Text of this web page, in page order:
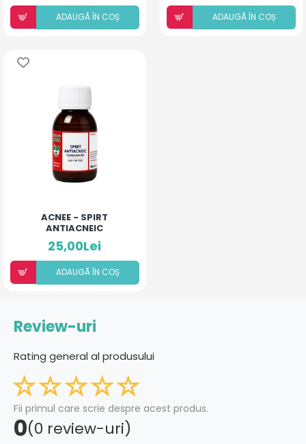
ADAUGÃ ÎN COȘ ADAUGÃ ÎN COȘ
ACNEE - SPIRT
ANTIACNEIC
25,00Lei
ADAUGÃ ÎN COȘ
Review-uri
Rating general al produsului
Fii primul care scrie despre acest produs.
0(0 review-uri)